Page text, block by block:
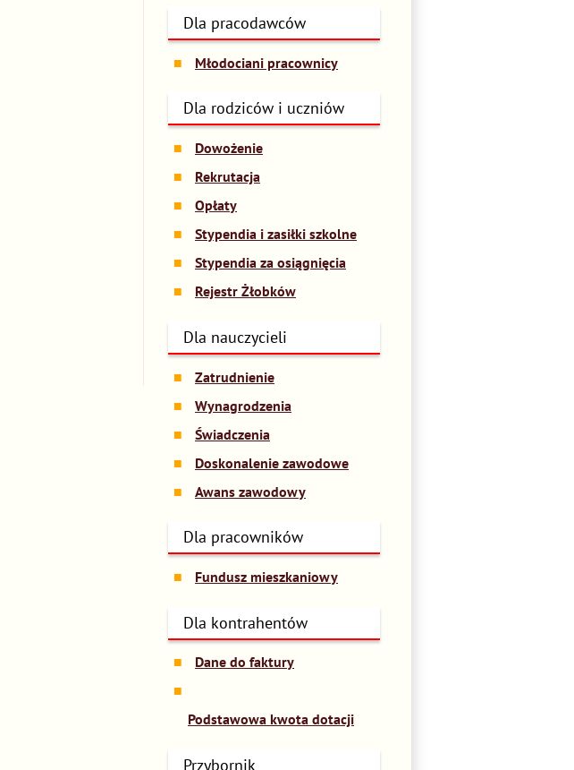
Dla pracodawców
Młodociani pracownicy
Dla rodziców i uczniów
Dowożenie
Rekrutacja
Opłaty
Stypendia i zasiłki szkolne
Stypendia za osiągnięcia
Rejestr Żłobków
Dla nauczycieli
Zatrudnienie
Wynagrodzenia
Świadczenia
Doskonalenie zawodowe
Awans zawodowy
Dla pracowników
Fundusz mieszkaniowy
Dla kontrahentów
Dane do faktury
Podstawowa kwota dotacji
Przybornik